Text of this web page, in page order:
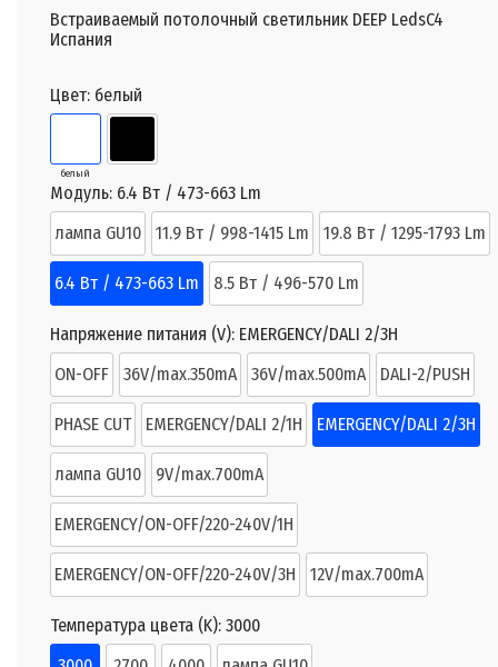
Встраиваемый потолочный светильник DEEP LedsC4
Испания
Цвет: белый
белый
Модуль: 6.4 Вт / 473-663 Lm
лампа GU10
11.9 Вт / 998-1415 Lm 19.8 Вт / 1295-1793 Lm
6.4 Вт / 473-663 Lm 8.5 Вт / 496-570 Lm
Напряжение питания (V): EMERGENCY/DALI 2/3H
ON-OFF
36V/max.350mA 36V/max.500mA DALI-2/PUSH
PHASE CUT EMERGENCY/DALI 2/1H EMERGENCY/DALI 2/3H
лампа GU10 9V/max.700mA
EMERGENCY/ON-OFF/220-240V/1H
EMERGENCY/ON-OFF/220-240V/3H 12V/max.700mA
Температура цвета (K): 3000